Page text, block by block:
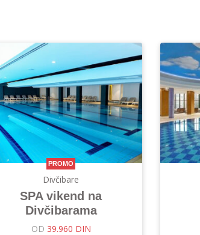
PROMO
Divčibare
SPA vikend na
Divčibarama
OD 39.960 DIN